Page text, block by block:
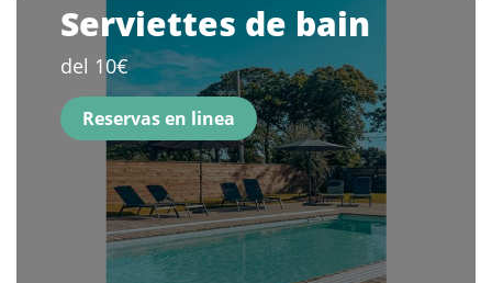
Serviettes de bain
del 10€
Reservas en linea